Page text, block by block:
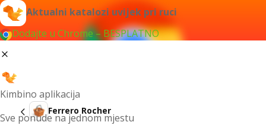
Aktualni katalozi uvijek pri ruci
Dodajte u Chrome – BESPLATNO
Kimbino aplikacija
Sve ponude na jednom mjestu
Ferrero Rocher